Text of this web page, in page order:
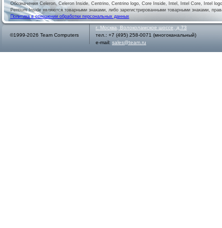
Обозначения Celeron, Celeron Inside, Centrino, Centrino logo, Core Inside, Intel, Intel Core, Intel
Pentium Inside являются товарными знаками, либо зарегистрированными товарными знаками,
Политика в отношении обработки персональных данных
©1999-2026 Team Computers
г. Москва
Волоколамское шоссе, д.73
тел.: +7 (495) 258-0071 (многоканальный)
e-mail: sales@team.ru